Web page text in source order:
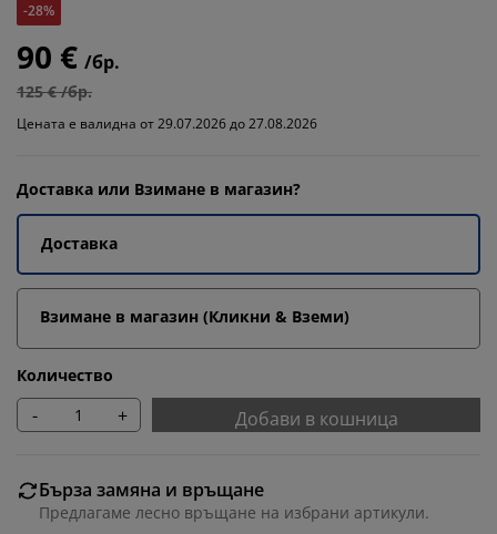
-28%
90 € /бр.
125 € /бр.
Цената е валидна от 29.07.2026 до 27.08.2026
Доставка или Взимане в магазин?
Доставка
Взимане в магазин (Кликни & Вземи)
Количество
- + Добави в кошница
Бърза замяна и връщане
Предлагаме лесно връщане на избрани артикули.